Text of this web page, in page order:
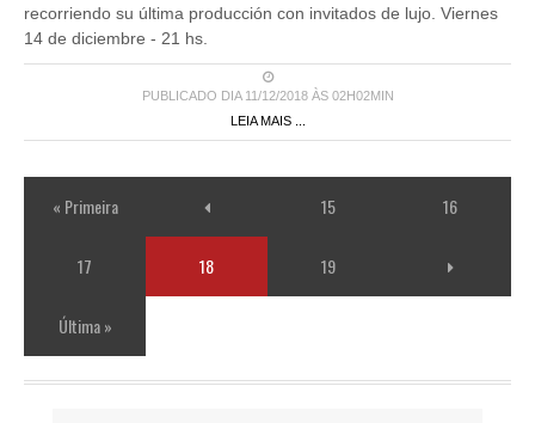
recorriendo su última producción con invitados de lujo. Viernes
14 de diciembre - 21 hs.
PUBLICADO DIA 11/12/2018 ÀS 02H02MIN
LEIA MAIS ...
« Primeira 15 16
17 18 19
Última »